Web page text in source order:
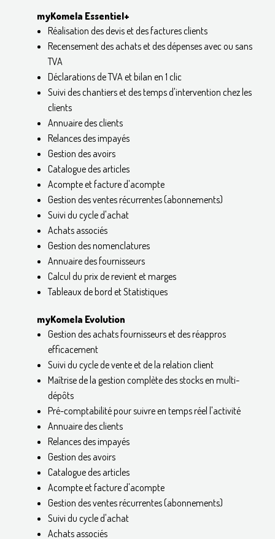
myKomela Essentiel+
Réalisation des devis et des factures clients
Recensement des achats et des dépenses avec ou sans
TVA
Déclarations de TVA et bilan en 1 clic
Suivi des chantiers et des temps d'intervention chez les
clients
Annuaire des clients
Relances des impayés
Gestion des avoirs
Catalogue des articles
Acompte et facture d'acompte
Gestion des ventes récurrentes (abonnements)
Suivi du cycle d'achat
Achats associés
Gestion des nomenclatures
Annuaire des fournisseurs
Calcul du prix de revient et marges
Tableaux de bord et Statistiques
myKomela Evolution
Gestion des achats fournisseurs et des réappros
efficacement
Suivi du cycle de vente et de la relation client
Maîtrise de la gestion complète des stocks en multi-
dépôts
Pré-comptabilité pour suivre en temps réel l'activité
Annuaire des clients
Relances des impayés
Gestion des avoirs
Catalogue des articles
Acompte et facture d'acompte
Gestion des ventes récurrentes (abonnements)
Suivi du cycle d'achat
Achats associés